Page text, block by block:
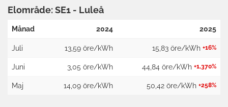
Elområde: SE1 - Luleå
Månad 2024 2025
Juli 13,59 öre/kWh 15,83 öre/kWh +16%
Juni 3,05 öre/kWh 44,84 öre/kWh +1,370%
Maj 14,09 öre/kWh 50,42 öre/kWh +258%